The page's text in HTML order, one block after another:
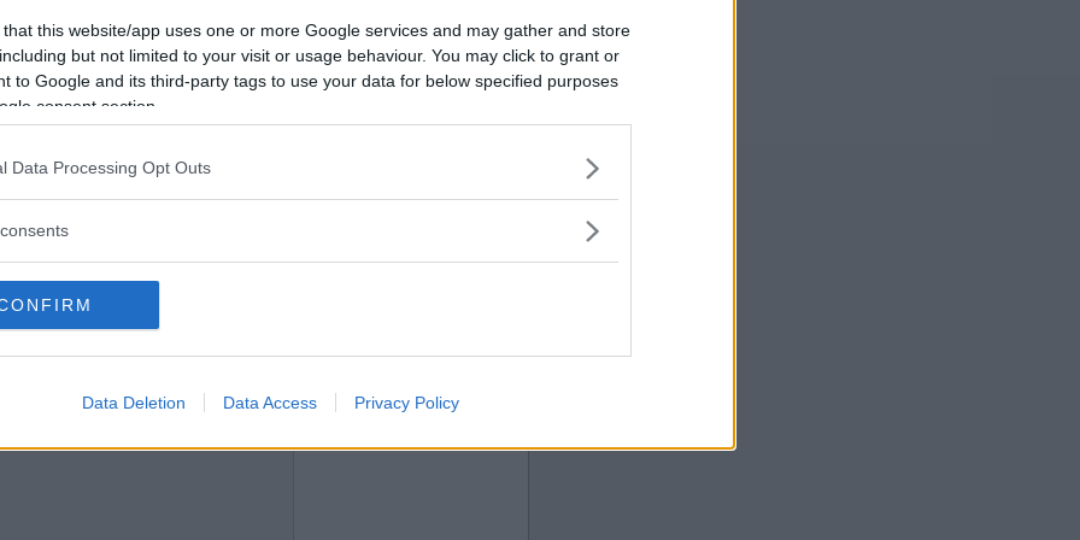
that this website/app uses one or more Google services and may gather and store
but not limited to your visit or usage behaviour. You may click to grant or
to Google and its third-party tags to use your data for below specified purposes
consent section.
Data Processing Opt Outs
Data Deletion Data Access Privacy Policy
i engelska? Men då måste du ställa en fråga
2022-04-28 19:25
Vill du bli
medlem?